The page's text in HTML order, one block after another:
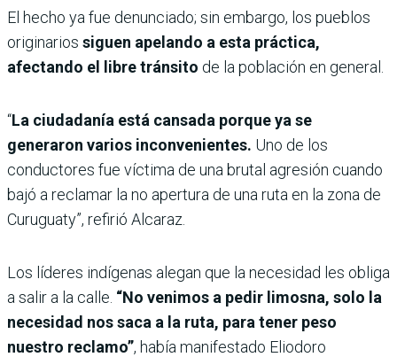
El hecho ya fue denunciado; sin embargo, los pueblos
originarios siguen apelando a esta práctica,
afectando el libre tránsito de la población en general.
“La ciudadanía está cansada porque ya se
generaron varios inconvenientes. Uno de los
conductores fue víctima de una brutal agresión cuando
bajó a reclamar la no apertura de una ruta en la zona de
Curuguaty”, refirió Alcaraz.
Los líderes indígenas alegan que la necesidad les obliga
a salir a la calle. “No venimos a pedir limosna, solo la
necesidad nos saca a la ruta, para tener peso
nuestro reclamo”, había manifestado Eliodoro